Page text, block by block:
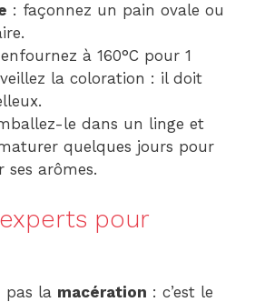
: façonnez un pain ovale ou
à 160°C pour 1
la coloration : il doit
le dans un linge et
quelques jours pour
ses arômes.
pour
pas la macération : c’est le